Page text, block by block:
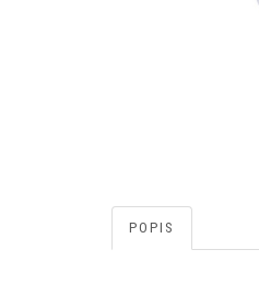
POPIS